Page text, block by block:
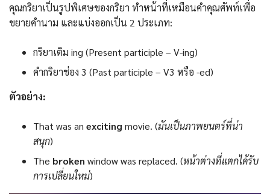
คุณกริยาเป็นรูปพิเศษของกริยา ทำหน้าที่เหมือนคำคุณศัพท์เพื่อ
ขยายคำนาม และแบ่งออกเป็น 2 ประเภท:
กริยาเติม ing (Present participle – V-ing)
คำกริยาช่อง 3 (Past participle – V3 หรือ -ed)
ตัวอย่าง:
That was an exciting movie. (มันเป็นภาพยนตร์ที่น่า
สนุก)
The broken window was replaced. (หน้าต่างที่แตกได้รับ
การเปลี่ยนใหม่)